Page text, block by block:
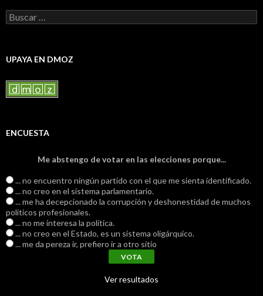
Buscar:
UPAYA EN DMOZ
ENCUESTA
Me abstengo de votar en las elecciones porque...
... no encuentro ningún partido con el que me sienta identificado.
... no creo en el sistema parlamentario.
... me ha decepcionado la corrupción y deshonestidad de muchos
políticos profesionales.
... no me interesa la política.
... no creo en el Estado, es un sistema oligárquico.
... me da pereza ir, prefiero ir a otro sitio
Ver resultados